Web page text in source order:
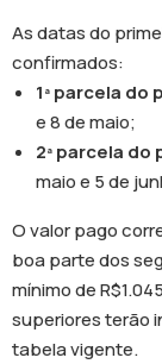
As datas do
confirmados:
1ª parcela do
e 8 de maio;
2ª parcela do
maio e 5 de
O valor pago
boa parte dos
mínimo de
superiores terão
tabela vigente.